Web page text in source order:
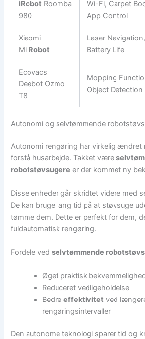
iRobot Roomba
980
Wi-Fi, Carpet
App Control
Xiaomi
Mi Robot
Laser
Battery Life
Ecovacs
Deebot Ozmo
T8
Mopping
Object Detection
Autonomi og selvtømmende
Autonomi rengøring har virkelig ændret
forstå husarbejde. Takket være
robotstøvsugere er der kommet ny
Disse enheder går skridtet videre med
De kan bruge lang tid på at støvsuge
tømme dem. Dette er perfekt for dem,
fuldautomatisk rengøring.
Fordele vedselvtømmende
Øget praktisk bekvemmelighed
Reduceret vedligeholdelse
Bedreeffektivitet ved
rengøringsintervaller
Den autonome teknologi sparer tid og